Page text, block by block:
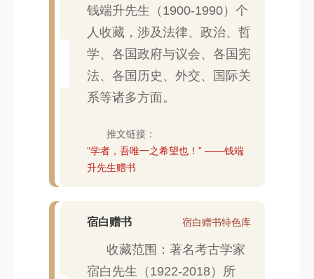
钱端升先生（1900-1990）个
人收藏，涉及法律、政治、哲
学、各国政府与议会、各国宪
法、各国历史、外交、国际关
系等诸多方面。
推文链接：
“学者，吾唯一之希望也！” ——钱端
升先生赠书
宿白赠书特色库
宿白赠书
收藏范围：著名考古学家
宿白先生（1922-2018）所